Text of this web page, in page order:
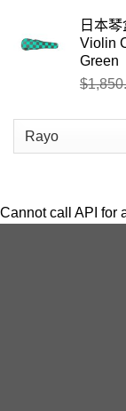
日本
Violin
Green
$
Cannot call API for